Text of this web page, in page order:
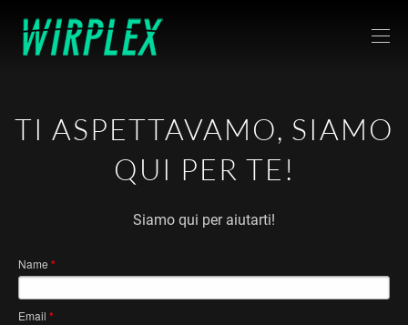
TI ASPETTAVAMO, SIAMO
QUI PER TE!
Siamo qui per aiutarti!
Name *
Email *